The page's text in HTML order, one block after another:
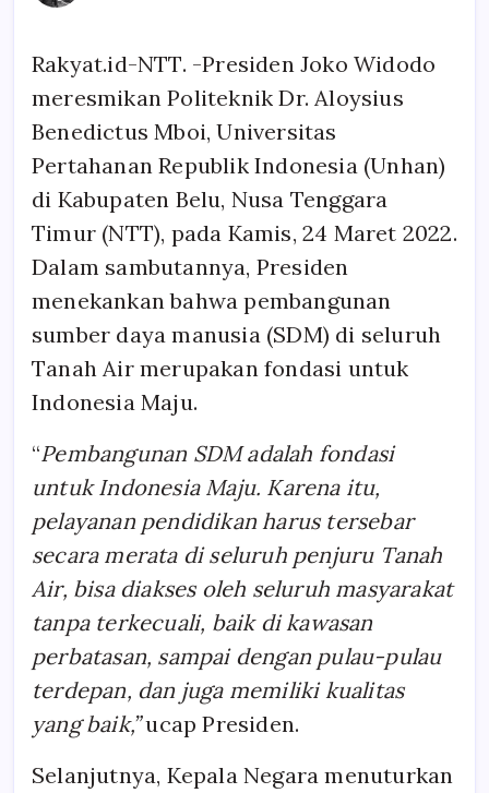
Rakyat.id-NTT. -Presiden Joko Widodo
meresmikan Politeknik Dr. Aloysius
Benedictus Mboi, Universitas
Pertahanan Republik Indonesia (Unhan)
di Kabupaten Belu, Nusa Tenggara
Timur (NTT), pada Kamis, 24 Maret 2022.
Dalam sambutannya, Presiden
menekankan bahwa pembangunan
sumber daya manusia (SDM) di seluruh
Tanah Air merupakan fondasi untuk
Indonesia Maju.
“Pembangunan SDM adalah fondasi
untuk Indonesia Maju. Karena itu,
pelayanan pendidikan harus tersebar
secara merata di seluruh penjuru Tanah
Air, bisa diakses oleh seluruh masyarakat
tanpa terkecuali, baik di kawasan
perbatasan, sampai dengan pulau-pulau
terdepan, dan juga memiliki kualitas
yang baik,”ucap Presiden.
Selanjutnya, Kepala Negara menuturkan